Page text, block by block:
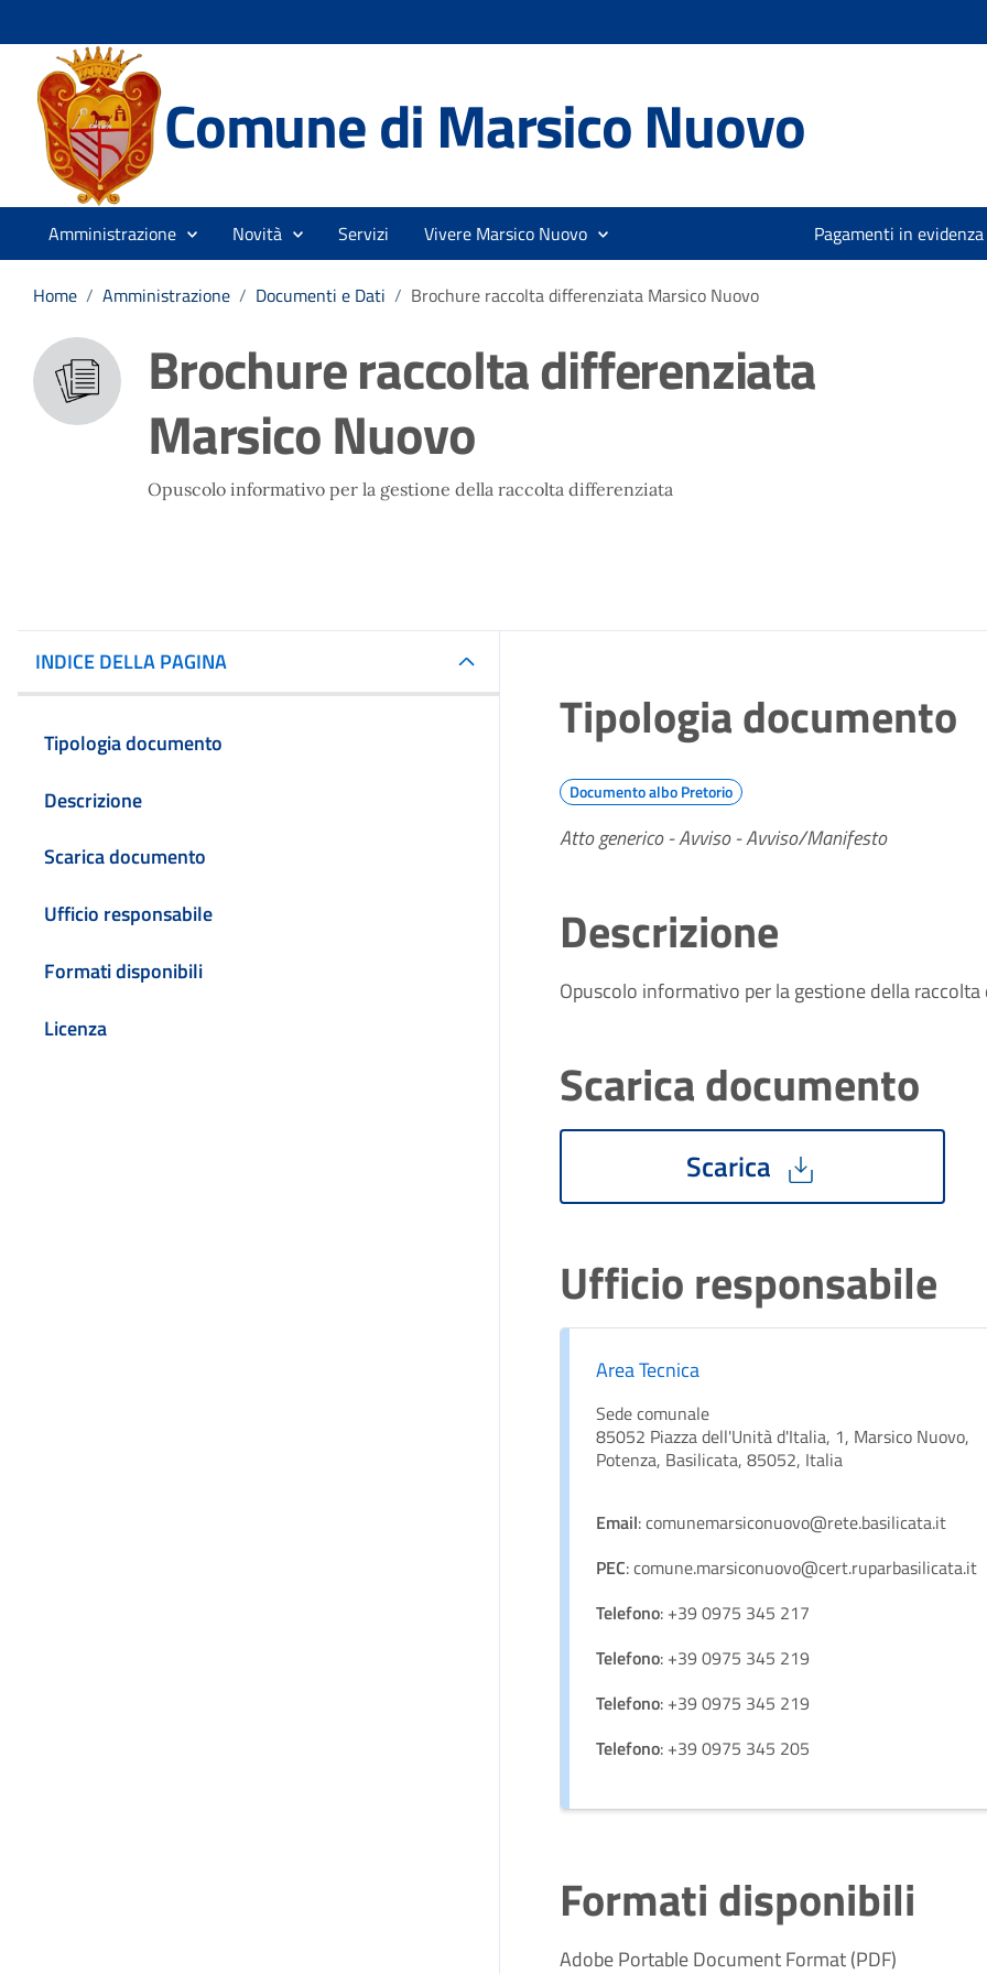
Comune di Marsico Nuovo
Amministrazione Novità Servizi Vivere Marsico Nuovo Pagamenti in evidenza
Home / Amministrazione / Documenti e Dati / Brochure raccolta differenziata Marsico Nuovo
Brochure raccolta differenziata
Marsico Nuovo
Opuscolo informativo per la gestione della raccolta differenziata
INDICE DELLA PAGINA
Tipologia documento
Descrizione
Scarica documento
Ufficio responsabile
Formati disponibili
Licenza
Tipologia documento
Documento albo Pretorio
Atto generico - Avviso - Avviso/Manifesto
Descrizione
Opuscolo informativo per la gestione della
Scarica documento
Scarica
Ufficio responsabile
Area Tecnica
Sede comunale
85052 Piazza dell'Unità d'Italia, 1, Marsico Nuovo,
Potenza, Basilicata, 85052, Italia
Email: comunemarsiconuovo@rete.basilicata.it
PEC: comune.marsiconuovo@cert.ruparbasilicata.it
Telefono: +39 0975 345 217
Telefono: +39 0975 345 219
Telefono: +39 0975 345 219
Telefono: +39 0975 345 205
Formati disponibili
Adobe Portable Document Format (PDF)